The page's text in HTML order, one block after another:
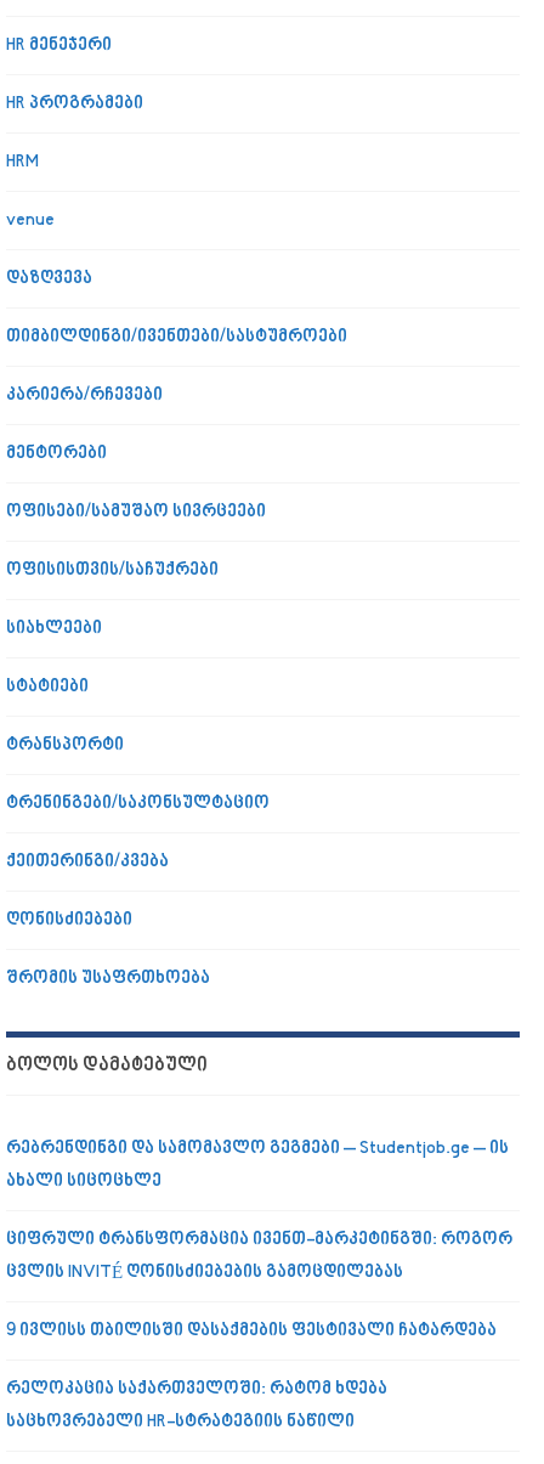
HR მენეჯერი
HR პროგრამები
HRM
venue
დაზღვევა
თიმბილდინგი/ივენთები/სასტუმროები
კარიერა/რჩევები
მენტორები
ოფისები/სამუშაო სივრცეები
ოფისისთვის/საჩუქრები
სიახლეები
სტატიები
ტრანსპორტი
ტრენინგები/საკონსულტაციო
ქეითერინგი/კვება
ღონისძიებები
შრომის უსაფრთხოება
ᲑᲝᲚᲝᲡ ᲓᲐᲛᲐᲢᲔᲑᲣᲚᲘ
რებრენდინგი და სამომავლო გეგმები – Studentjob.ge – ის
ახალი სიცოცხლე
ციფრული ტრანსფორმაცია ივენთ-მარკეტინგში: როგორ
ცვლის INVITÉ ღონისძიებების გამოცდილებას
9 ივლისს თბილისში დასაქმების ფესტივალი ჩატარდება
რელოკაცია საქართველოში: რატომ ხდება
საცხოვრებელი HR-სტრატეგიის ნაწილი